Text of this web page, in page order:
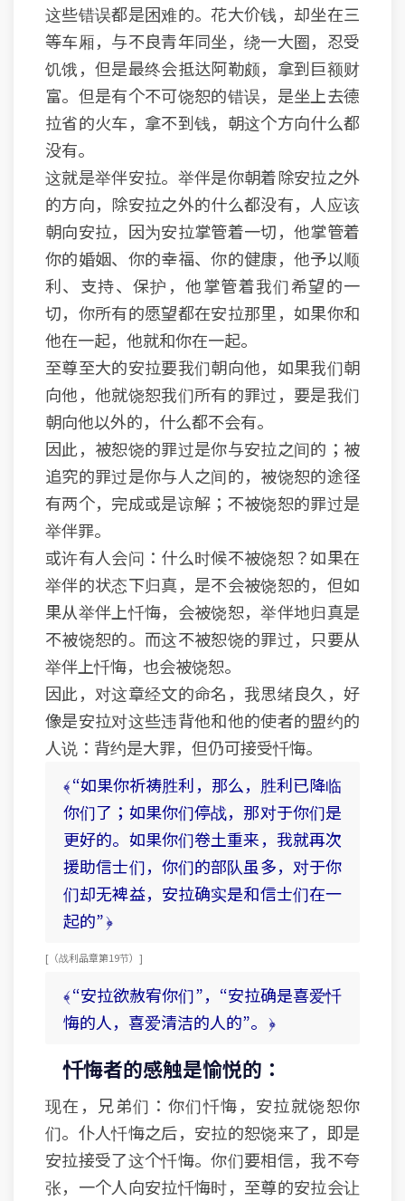
这些错误都是困难的。花大价钱，却坐在三
等车厢，与不良青年同坐，绕一大圈，忍受
饥饿，但是最终会抵达阿勒颇，拿到巨额财
富。但是有个不可饶恕的错误，是坐上去德
拉省的火车，拿不到钱，朝这个方向什么都
没有。
这就是举伴安拉。举伴是你朝着除安拉之外
的方向，除安拉之外的什么都没有，人应该
朝向安拉，因为安拉掌管着一切，他掌管着
你的婚姻、你的幸福、你的健康，他予以顺
利、支持、保护，他掌管着我们希望的一
切，你所有的愿望都在安拉那里，如果你和
他在一起，他就和你在一起。
至尊至大的安拉要我们朝向他，如果我们朝
向他，他就饶恕我们所有的罪过，要是我们
朝向他以外的，什么都不会有。
因此，被恕饶的罪过是你与安拉之间的；被
追究的罪过是你与人之间的，被饶恕的途径
有两个，完成或是谅解；不被饶恕的罪过是
举伴罪。
或许有人会问：什么时候不被饶恕？如果在
举伴的状态下归真，是不会被饶恕的，但如
果从举伴上忏悔，会被饶恕，举伴地归真是
不被饶恕的。而这不被恕饶的罪过，只要从
举伴上忏悔，也会被饶恕。
因此，对这章经文的命名，我思绪良久，好
像是安拉对这些违背他和他的使者的盟约的
人说：背约是大罪，但仍可接受忏悔。
﴾ “如果你祈祷胜利，那么，胜利已降临
你们了；如果你们停战，那对于你们是
更好的。如果你们卷土重来，我就再次
援助信士们，你们的部队虽多，对于你
们却无裨益，安拉确实是和信士们在一
起的” ﴿
[ （战利品章 第19节） ]
﴾ “安拉欲赦宥你们”，“安拉确是喜爱忏
悔的人，喜爱清洁的人的”。 ﴿
忏悔者的感触是愉悦的：
现在，兄弟们：你们忏悔，安拉就饶恕你
们。仆人忏悔之后，安拉的恕饶来了，即是
安拉接受了这个忏悔。你们要相信，我不夸
张，一个人向安拉忏悔时，至尊的安拉会让